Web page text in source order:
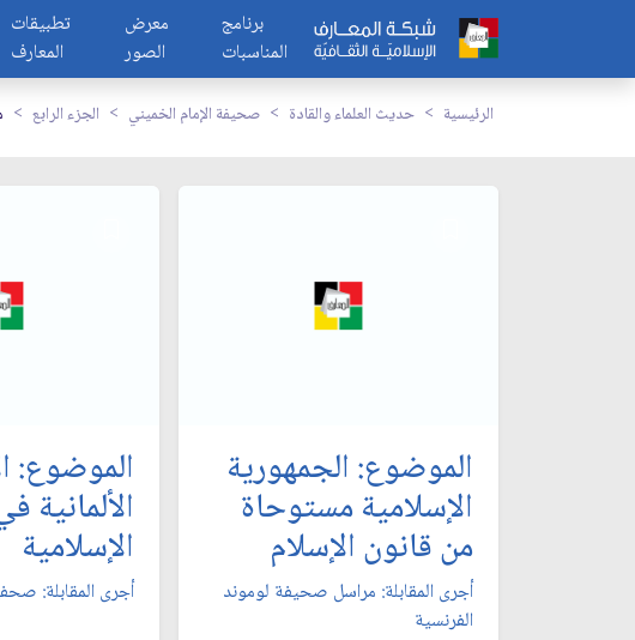
تطبيقات
المعارف
معرض
الصور
برنامج
المناسبات
الرئيسية حديث العلماء والقادة صحيفة الإمام الخميني الجزء الرابع
الموضوع: الجمهورية
الإسلامية مستوحاة
من قانون الإسلام‏
أجرى المقابلة: مراسل صحيفة لوموند
الفرنسية
الموضوع:
الألمانية
الإسلامية
أجرى المقابلة: